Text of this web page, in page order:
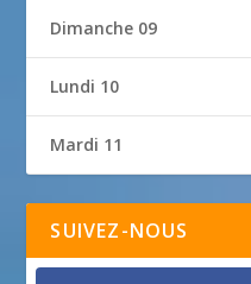
Dimanche 09
Lundi 10
Mardi 11
SUIVEZ-NOUS